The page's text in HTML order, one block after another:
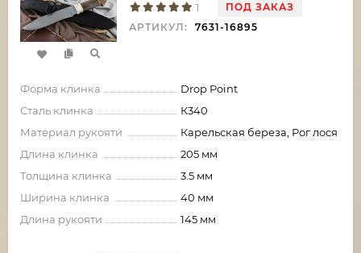
1
ПОД ЗАКАЗ
АРТИКУЛ:
7631-16895
Форма клинка
Drop Point
Сталь клинка
К340
Материал рукояти
Карельская береза, Рог лося
Длина клинка
205 мм
Толщина клинка
3.5 мм
Ширина клинка
40 мм
Длина рукояти
145 мм